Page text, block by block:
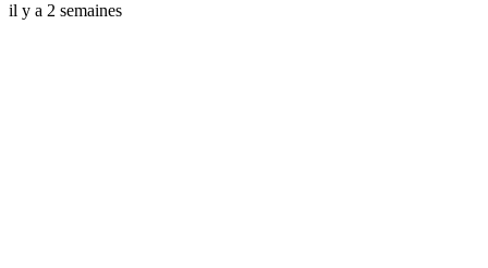
il y a 2 semaines